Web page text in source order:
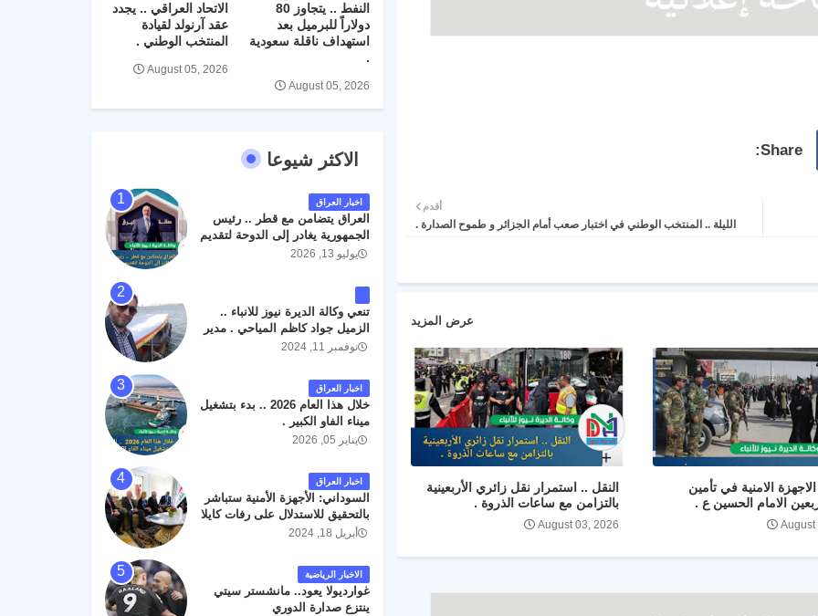
أقدم
الليلة .. المنتخب الوطني في اختبار صعب أمام الجزائر و طموح الصدارة .
عرض المزيد
الامنية في تأمين
الامام الحسين ع .
August
النقل .. استمرار نقل زائري الأربعينية
بالتزامن مع ساعات الذروة .
August 03, 2026
النفط .. يتجاوز 80
دولاراً للبرميل بعد
استهداف ناقلة سعودية
.
August 05, 2026
الاتحاد العراقي .. يجدد
عقد آرنولد لقيادة
المنتخب الوطني .
August 05, 2026
الاكثر شيوعا
اخبار العراق
العراق يتضامن مع قطر .. رئيس
الجمهورية يغادر إلى الدوحة لتقديم
واجب العزاء .
يوليو 13, 2026
تنعي وكالة الديرة نيوز للانباء ..
الزميل جواد كاظم المياحي . مدير
الخطوط الجوية العراقية السابق
البصرة الدولي اليوم الاثنين على
الطريق المؤدي من البوابة
الرئيسة الى صالة المسافرين .
حيث كان سبب الحادث يعود
لتصادم عجلته مع عجلة نوع كيا بنكو
مطار البصرة الدولي . سائلين الله
عز وجل ان يتغمد الفقيد بواسع
رحمته ، و انا لله وانا اليه راجعون .
نوفمبر 11, 2024
اخبار العراق
خلال هذا العام 2026 .. بدء بتشغيل
ميناء الفاو الكبير .
يناير 05, 2026
اخبار العراق
السوداني: الأجهزة الأمنية ستباشر
بالتحقيق للاستدلال على رفات كايلا
مولرأبريل 18, 2024
الاخبار الرياضية
غوارديولا يعود.. مانشستر سيتي
ينتزع صدارة الدوري